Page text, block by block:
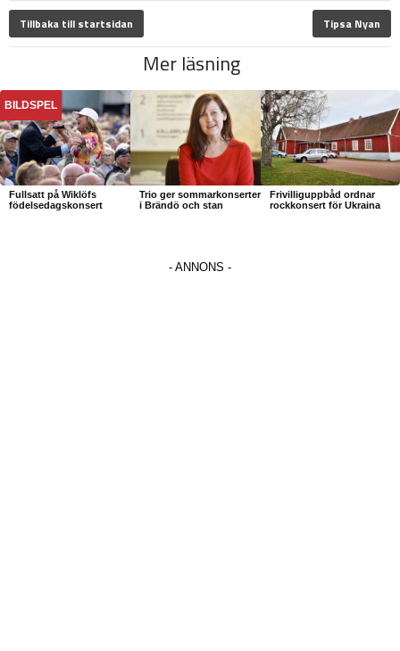
Tillbaka till startsidan Tipsa Nyan
Mer läsning
BILDSPEL
Fullsatt på Wiklöfs
födelsedagskonsert
Trio ger sommarkonserter
i Brändö och stan
Frivilliguppbåd ordnar
rockkonsert för Ukraina